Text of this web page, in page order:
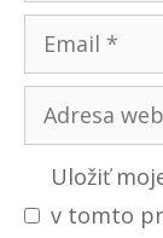
Email
Adresa
webu
Uložiť
v tomto